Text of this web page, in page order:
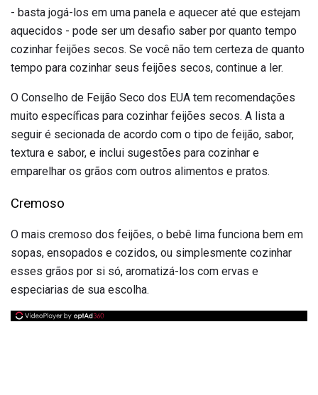
- basta jogá-los em uma panela e aquecer até que estejam
aquecidos - pode ser um desafio saber por quanto tempo
cozinhar feijões secos. Se você não tem certeza de quanto
tempo para cozinhar seus feijões secos, continue a ler.
O Conselho de Feijão Seco dos EUA tem recomendações
muito específicas para cozinhar feijões secos. A lista a
seguir é secionada de acordo com o tipo de feijão, sabor,
textura e sabor, e inclui sugestões para cozinhar e
emparelhar os grãos com outros alimentos e pratos.
Cremoso
O mais cremoso dos feijões, o bebê lima funciona bem em
sopas, ensopados e cozidos, ou simplesmente cozinhar
esses grãos por si só, aromatizá-los com ervas e
especiarias de sua escolha.